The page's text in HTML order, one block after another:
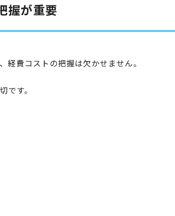
握が重要
経費コストの把握は欠かせません。
です。